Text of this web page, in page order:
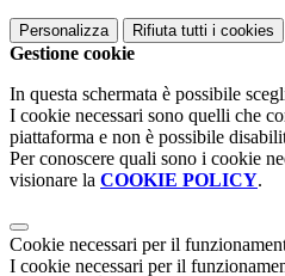
Personalizza Rifiuta tutti i cookies
Gestione cookie
In questa schermata è possibile
I cookie necessari sono quelli che
piattaforma e non è possibile
Per conoscere quali sono i cookie
visionare la COOKIE POLICY.
Cookie necessari per il
I cookie necessari per il